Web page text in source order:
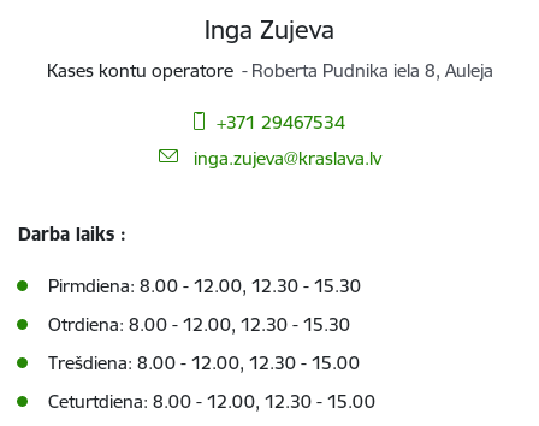
Inga Zujeva
Kases kontu operatore Roberta Pudnika iela 8, Auleja
+371 29467534
E-pasts:
inga.zujeva@kraslava.lv
Darba laiks :
Pirmdiena: 8.00 - 12.00, 12.30 - 15.30
Otrdiena: 8.00 - 12.00, 12.30 - 15.30
Trešdiena: 8.00 - 12.00, 12.30 - 15.00
Ceturtdiena: 8.00 - 12.00, 12.30 - 15.00